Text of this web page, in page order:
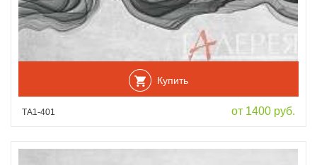
Купить
ТА1-401 от 1400 руб.